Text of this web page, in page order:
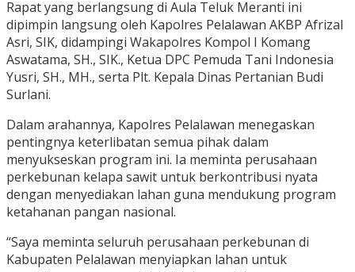
Rapat yang berlangsung di Aula Teluk Meranti ini
dipimpin langsung oleh Kapolres Pelalawan AKBP Afrizal
Asri, SIK, didampingi Wakapolres Kompol I Komang
Aswatama, SH., SIK., Ketua DPC Pemuda Tani Indonesia
Yusri, SH., MH., serta Plt. Kepala Dinas Pertanian Budi
Surlani.
Dalam arahannya, Kapolres Pelalawan menegaskan
pentingnya keterlibatan semua pihak dalam
menyukseskan program ini. Ia meminta perusahaan
perkebunan kelapa sawit untuk berkontribusi nyata
dengan menyediakan lahan guna mendukung program
ketahanan pangan nasional.
“Saya meminta seluruh perusahaan perkebunan di
Kabupaten Pelalawan menyiapkan lahan untuk